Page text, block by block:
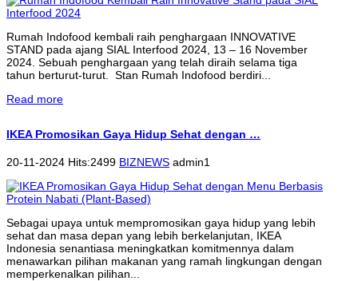
Rumah Indofood kembali raih penghargaan INNOVATIVE
STAND pada ajang SIAL Interfood 2024, 13 – 16 November
2024. Sebuah penghargaan yang telah diraih selama tiga
tahun berturut-turut. Stan Rumah Indofood berdiri...
Read more
IKEA Promosikan Gaya Hidup Sehat dengan …
20-11-2024 Hits:2499 BIZNEWS admin1
Sebagai upaya untuk mempromosikan gaya hidup yang lebih
sehat dan masa depan yang lebih berkelanjutan, IKEA
Indonesia senantiasa meningkatkan komitmennya dalam
menawarkan pilihan makanan yang ramah lingkungan dengan
memperkenalkan pilihan...